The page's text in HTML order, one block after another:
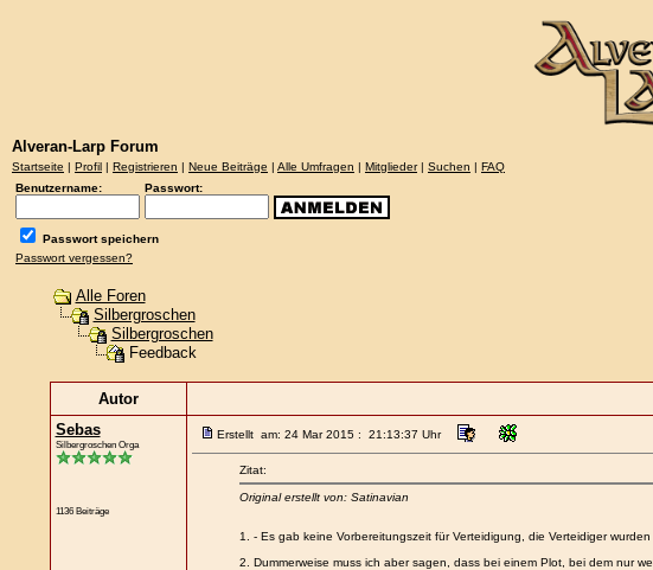
Alveran-Larp Forum
Startseite | Profil | Registrieren | Neue Beiträge | Alle Umfragen | Mitglieder| Suchen | FAQ
Benutzername:
Passwort:
Passwort speichern
Passwort vergessen?
Alle Foren
Silbergroschen
Silbergroschen
Feedback
Autor
Sebas
Silbergroschen Orga
1136 Beiträge
Erstellt am: 24 Mar 2015 : 21:13:37 Uhr
Zitat:
Original erstellt von: Satinavian
1. - Es gab keine Vorbereitungszeit für Verteidigung, die Verteidiger
2. Dummerweise muss ich aber sagen, dass bei einem Plot, bei dem nur